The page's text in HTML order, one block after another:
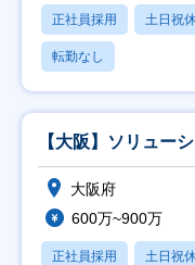
正社員採用 土日祝
転勤なし
【大阪】ソリュー
大阪府
600万~900万
正社員採用 土日祝